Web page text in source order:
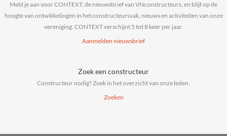
Meld je aan voor CONTEXT, de nieuwsbrief van VNconstructeurs, en blijf op de
hoogte van ontwikkelingen in het constructeursvak, nieuws en activiteiten van onze
vereniging. CONTEXT verschijnt 5 tot 8 keer per jaar.
Aanmelden nieuwsbrief
Zoek een constructeur
Constructeur nodig? Zoek in het overzicht van onze leden.
Zoeken